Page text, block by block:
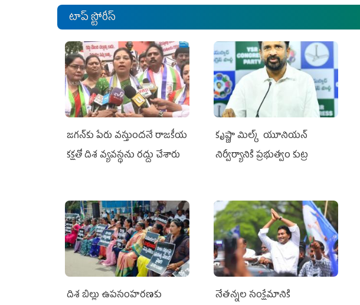
టాప్ స్టోరీస్
జగన్‌కు పేరు వస్తుందనే రాజకీయ
కక్షతో దిశ వ్య‌వ‌స్థ‌ను రద్దు చేశారు
కృష్ణా మిల్క్‌ యూనియన్‌
నిర్వీర్యానికి ప్రభుత్వం కుట్ర
దిశ బిల్లు ఉపసంహరణకు
నేతన్నల సంక్షేమానికి